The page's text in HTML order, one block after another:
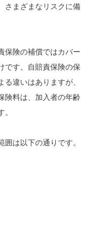
さまざまなリスクに備
保険の補償ではカバー
です。自賠責保険の保
違いはありますが、
険料は、加入者の年齢
は以下の通りです。